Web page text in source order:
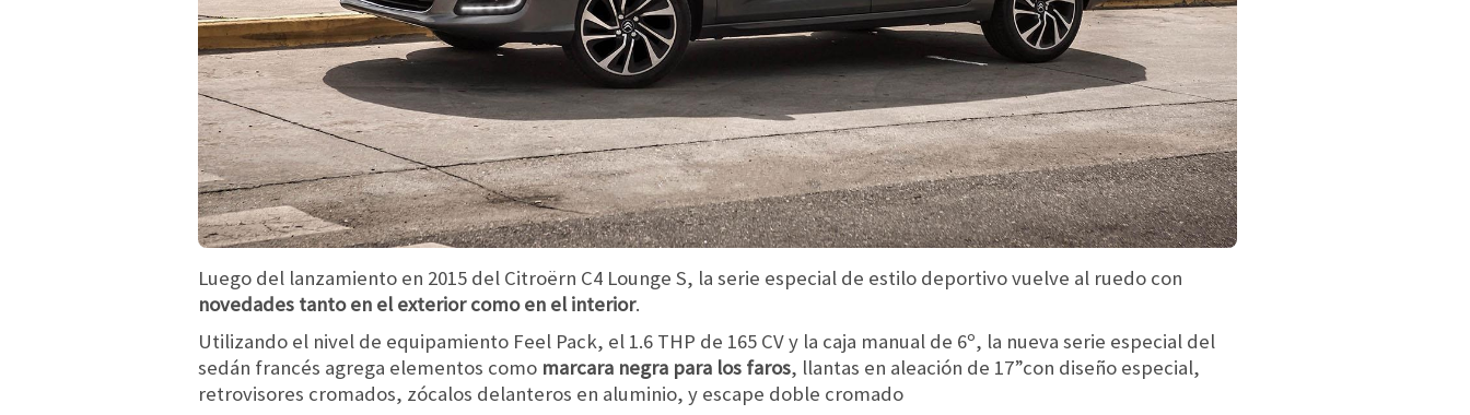
Luego del lanzamiento en 2015 del Citroërn C4 Lounge S, la serie especial de estilo deportivo vuelve al ruedo con
novedades tanto en el exterior como en el interior.
Utilizando el nivel de equipamiento Feel Pack, el 1.6 THP de 165 CV y la caja manual de 6º, la nueva serie especial del
sedán francés agrega elementos como marcara negra para los faros, llantas en aleación de 17”con diseño especial,
retrovisores cromados, zócalos delanteros en aluminio, y escape doble cromado